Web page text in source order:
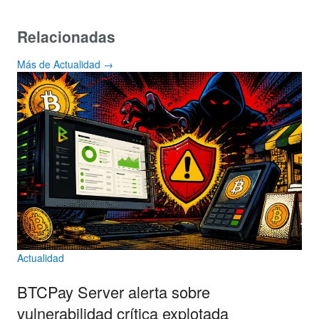
Relacionadas
Más de Actualidad →
Actualidad
BTCPay Server alerta sobre
vulnerabilidad crítica explotada